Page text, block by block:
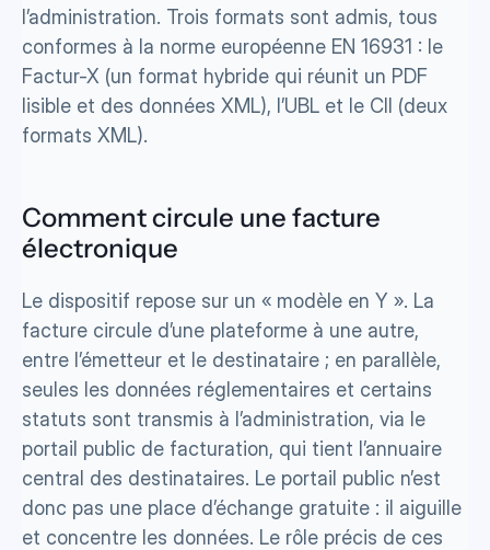
l’administration. Trois formats sont admis, tous
conformes à la norme européenne EN 16931 : le
Factur-X (un format hybride qui réunit un PDF
lisible et des données XML), l’UBL et le CII (deux
formats XML).
Comment circule une facture
électronique
Le dispositif repose sur un « modèle en Y ». La
facture circule d’une plateforme à une autre,
entre l’émetteur et le destinataire ; en parallèle,
seules les données réglementaires et certains
statuts sont transmis à l’administration, via le
portail public de facturation, qui tient l’annuaire
central des destinataires. Le portail public n’est
donc pas une place d’échange gratuite : il aiguille
et concentre les données. Le rôle précis de ces